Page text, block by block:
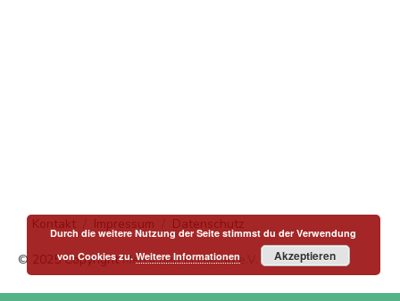
Kontakt Impressum Datenschutz
© 2025 CopyrightMenschen in Hanau e.V.
Durch die weitere Nutzung der Seite stimmst du der Verwendung
von Cookies zu.Weitere Informationen Akzeptieren